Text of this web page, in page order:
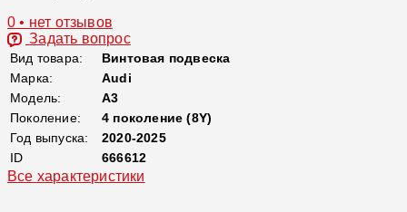
0 • нет отзывов
Задать вопрос
Вид товара:
Винтовая подвеска
Марка:
Audi
Модель:
A3
Поколение:
4 поколение (8Y)
Год выпуска:
2020-2025
ID
666612
Все характеристики